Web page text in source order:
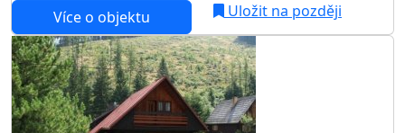
Více o objektu
Uložit na později